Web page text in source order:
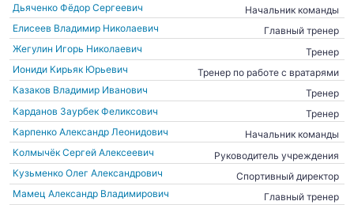
Дьяченко Фёдор Сергеевич
Начальник команды
Елисеев Владимир Николаевич
Главный тренер
Жегулин Игорь Николаевич
Тренер
Иониди Кирьяк Юрьевич
Тренер по работе с вратарями
Казаков Владимир Иванович
Тренер
Карданов Заурбек Феликсович
Тренер
Карпенко Александр Леонидович
Начальник команды
Колмычёк Сергей Алексеевич
Руководитель учреждения
Кузьменко Олег Александрович
Спортивный директор
Мамец Александр Владимирович
Главный тренер